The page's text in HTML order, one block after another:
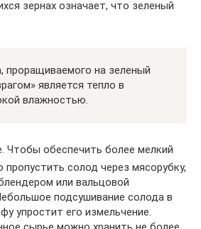
зернах означает, что зеленый
проращиваемого на зеленый
является тепло в
влажностью.
Чтобы обеспечить более мелкий
солод через мясорубку,
или вальцовой
подсушивание солода в
упростит его измельчение.